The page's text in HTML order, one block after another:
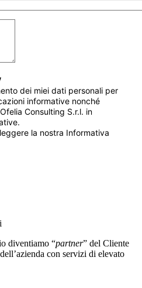
dei miei dati personali per
informative nonché
Consulting S.r.l. in
la nostra Informativa
diventiamo “partner” del Cliente
con servizi di elevato